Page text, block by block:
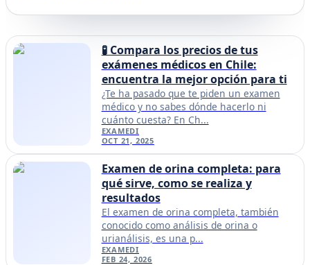
🧪 Compara los precios de tus
exámenes médicos en Chile:
encuentra la mejor opción para ti
¿Te ha pasado que te piden un examen
médico y no sabes dónde hacerlo ni
cuánto cuesta? En Ch...
EXAMEDI
OCT 21, 2025
Examen de orina completa: para
qué sirve, como se realiza y
resultados
El examen de orina completa, también
conocido como análisis de orina o
urianálisis, es una p...
EXAMEDI
FEB 24, 2026